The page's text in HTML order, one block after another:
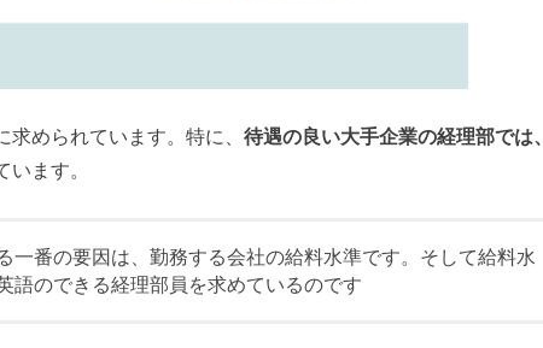
められています。特に、 待遇の良い大手企業の経理部では、
います。
一番の要因は、勤務する会社の給料水準です。そして給料水
語のできる経理部員を求めているのです